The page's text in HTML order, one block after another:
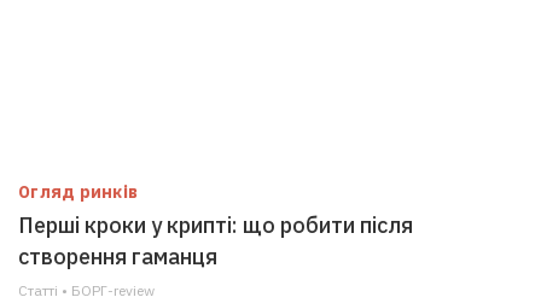
Огляд ринків
Перші кроки у крипті: що робити після
створення гаманця
Статті • БОРГ-review